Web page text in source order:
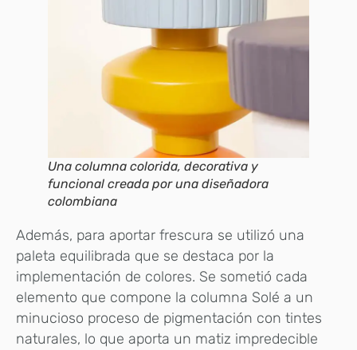
Una columna colorida, decorativa y
funcional creada por una diseñadora
colombiana
Además, para aportar frescura se utilizó una
paleta equilibrada que se destaca por la
implementación de colores. Se sometió cada
elemento que compone la columna Solé a un
minucioso proceso de pigmentación con tintes
naturales, lo que aporta un matiz impredecible